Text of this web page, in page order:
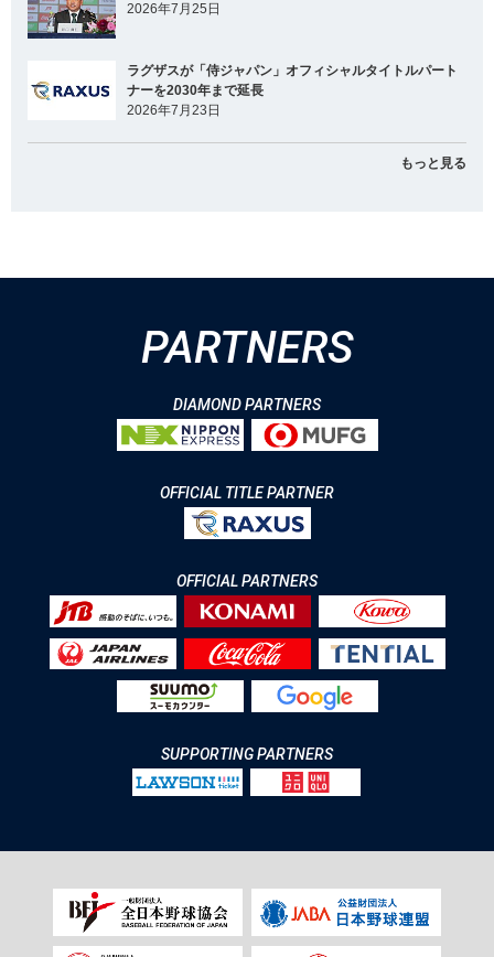
2026年7月25日
ラグザスが「侍ジャパン」オフィシャルタイトルパート
ナーを2030年まで延長
2026年7月23日
もっと見る
PARTNERS
DIAMOND PARTNERS
OFFICIAL TITLE PARTNER
OFFICIAL PARTNERS
SUPPORTING PARTNERS